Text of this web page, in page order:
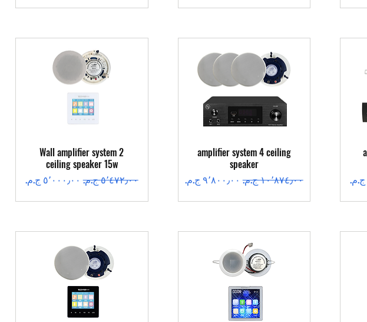
العرض السريع
amplifier system 4 ceiling
speaker
سعر عادي‏١٠٬٨٧٤٫٠٠ ج.م.‏ سعر البيع
العرض السريع
Wall amplifier system 2
ceiling speaker 15w
سعر عادي‏٥٬٤٧٢٫٠٠ ج.م.‏ سعر البيع